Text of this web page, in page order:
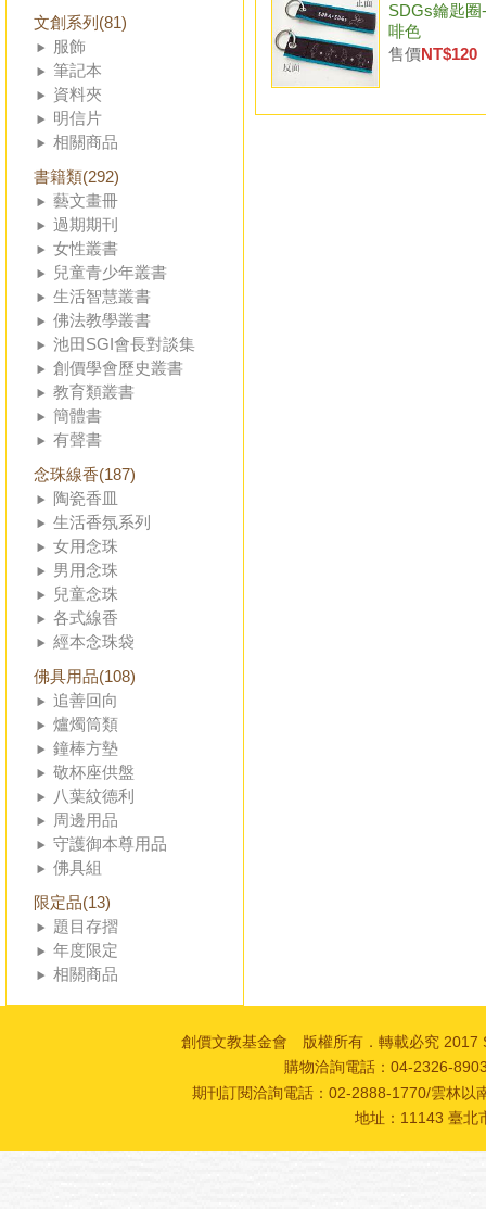
文創系列(81)
服飾
筆記本
資料夾
明信片
相關商品
書籍類(292)
藝文畫冊
過期期刊
女性叢書
兒童青少年叢書
生活智慧叢書
佛法教學叢書
池田SGI會長對談集
創價學會歷史叢書
教育類叢書
簡體書
有聲書
念珠線香(187)
陶瓷香皿
生活香氛系列
女用念珠
男用念珠
兒童念珠
各式線香
經本念珠袋
佛具用品(108)
追善回向
爐燭筒類
鐘棒方墊
敬杯座供盤
八葉紋德利
周邊用品
守護御本尊用品
佛具組
限定品(13)
題目存摺
年度限定
相關商品
SDGs鑰匙圈
啡色
售價NT$120
創價文教基金會 版權所有．轉載必究 2017
購物洽詢電話：04-2326-
期刊訂閱洽詢電話：02-2888-1770/雲林
地址：11143 臺北